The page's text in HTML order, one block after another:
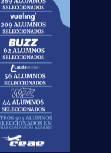
nuestraPolítica de